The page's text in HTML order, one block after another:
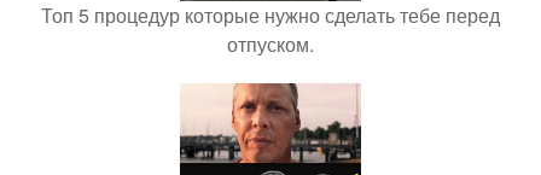
Топ 5 процедур которые нужно сделать тебе перед
отпуском.